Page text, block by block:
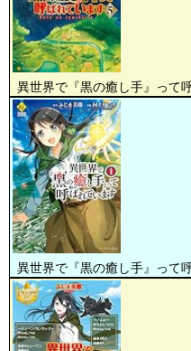
異世界で『黒の癒し手』って
異世界で『黒の癒し手』って